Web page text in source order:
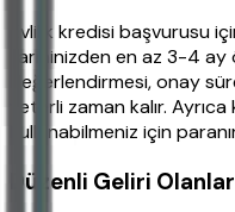
Evlilik kredisi başvurusu
tarihinizden en az 3-4
değerlendirmesi, onay
yeterli zaman kalır.
kullanabilmeniz için
Düzenli Geliri